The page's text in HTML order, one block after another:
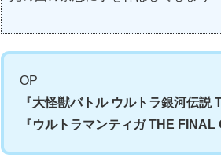
OP
『大怪獣バトル ウルトラ銀河伝説
『ウルトラマンティガ THE FINAL